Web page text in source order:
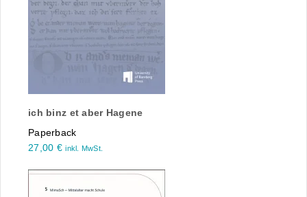
ich binz et aber Hagene
Paperback
27,00 € inkl. MwSt.